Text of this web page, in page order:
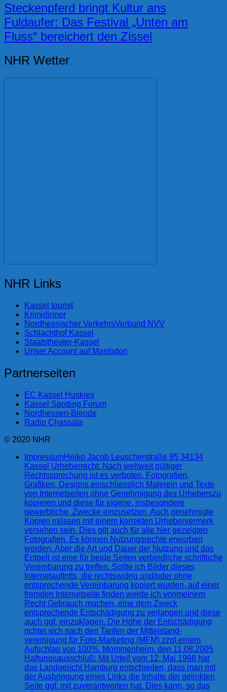
Steckenpferd bringt Kultur ans
Fuldaufer: Das Festival „Unten am
Fluss“ bereichert den Zissel
NHR Wetter
NHR Links
Kassel tourist
Krimidinner
Nordhessischer VerkehrsVerbund NVV
Schlachthof Kassel
Staatstheater-Kassel
Unser Account auf Mastodon
Partnerseiten
EC Kassel Huskies
Kassel Spotting Forum
Nordhessen-Blende
Radio Chassala
© 2020 NHR
ImpressumHeiko Jacob Leuscherstraße 95 34134
Kassel Urheberrecht: Nach weltweit gültiger
Rechtssprechung ist es verboten, Fotografien,
Grafiken, Designs,einschliesslich Malerein und Texte
von Internetseiten ohne Genehmigung des Urheberszu
kopieren und diese für eigene, insbesondere
gewerbliche, Zwecke einzusetzen. Auch genehmigte
Kopien müssen mit einem korrekten Urhebervermerk
versehen sein. Dies gilt auch für alle hier gezeigten
Fotografien. Es können Nutzungsrechte erworben
werden. Aber die Art und Dauer der Nutzung und das
Entgelt ist eine für beide Seiten verbindliche schriftliche
Vereinbarung zu treffen. Sollte ich Bilder dieses
Internetauftritts, die rechtswidrig und/oder ohne
entsprechende Vereinbarung kopiert wurden, auf einer
fremden Internetseite finden,werde ich vonmeinem
Recht Gebrauch machen, eine dem Zweck
entsprechende Entschädigung zu verlangen und diese
auch ggf. einzuklagen. Die Höhe der Entschädigung
richtet sich nach den Tarifen der Mittelstand-
vereinigung für Foto-Marketing (MFM) zzgl.einem
Aufschlag von 100%. Mommenheim, den 11.08.2005
Haftungsausschluß: Mit Urteil vom 12. Mai 1998 hat
das Landgericht Hamburg entschieden, dass man mit
der Ausbringung eines Links die Inhalte der gelinkten
Seite ggf. mit zuverantworten hat. Dies kann, so das